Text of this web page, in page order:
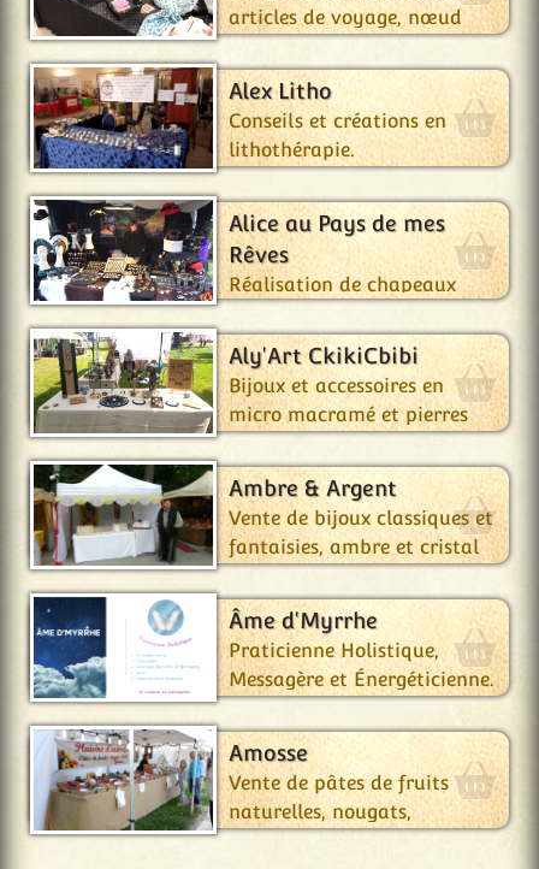
articles de voyage, nœud
Alex Litho
Conseils et créations en
lithothérapie.
Alice au Pays de mes
Rêves
Réalisation de chapeaux
entièrement cousus main.
Aly'Art CkikiCbibi
Bijoux et accessoires en
micro macraméet pierres
Ambre & Argent
Vente de bijoux classiques et
fantaisies, ambre et cristal
Âme d'Myrrhe
Praticienne Holistique,
Messagère et Énergéticienne.
Amosse
Vente de pâtes de fruits
naturelles, nougats,